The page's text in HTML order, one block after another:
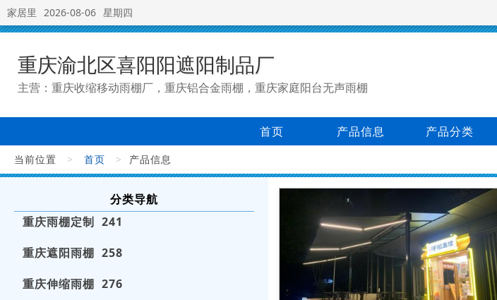
家居里 2026-08-06 星期四
重庆渝北区喜阳阳遮阳制品厂
主营：重庆收缩移动雨棚厂，重庆铝合金雨棚，重庆家庭阳台无声雨棚
首页 产品信息 产品分类
当前位置 > 首页 > 产品信息
分类导航
重庆雨棚定制 241
重庆遮阳雨棚 258
重庆伸缩雨棚 276